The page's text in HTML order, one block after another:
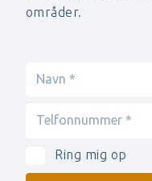
områder.
Ring mig op